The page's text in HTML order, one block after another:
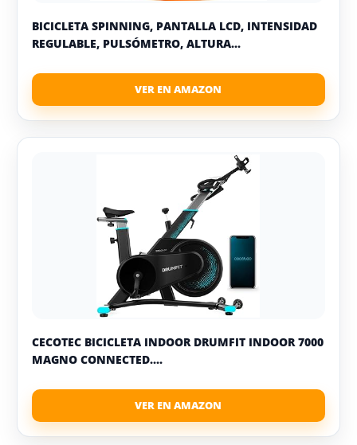
BICICLETA SPINNING, PANTALLA LCD, INTENSIDAD
REGULABLE, PULSÓMETRO, ALTURA...
CECOTEC BICICLETA INDOOR DRUMFIT INDOOR 7000
MAGNO CONNECTED....